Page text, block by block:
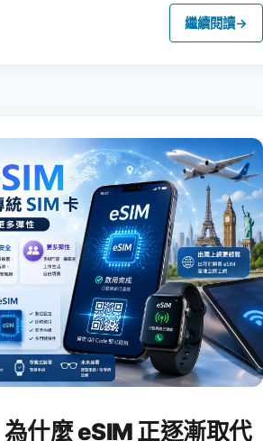
繼續閱讀→
什麼 eSIM 正逐漸取代